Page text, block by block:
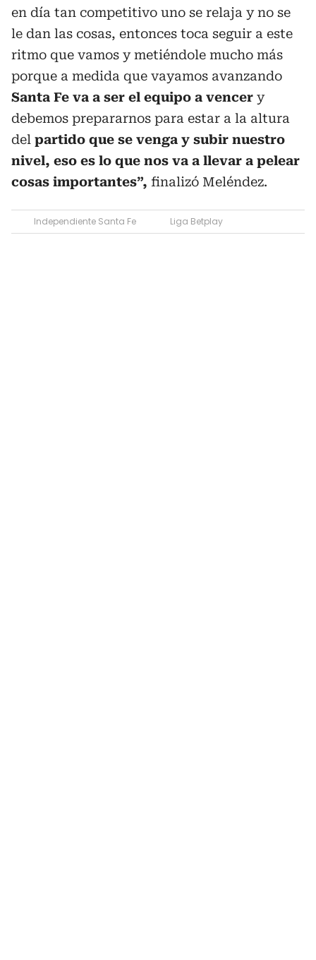
en día tan competitivo uno se relaja y no se
le dan las cosas, entonces toca seguir a este
ritmo que vamos y metiéndole mucho más
porque a medida que vayamos avanzando
Santa Fe va a ser el equipo a vencer y
debemos prepararnos para estar a la altura
del partido que se venga y subir nuestro
nivel, eso es lo que nos va a llevar a pelear
cosas importantes”, finalizó Meléndez.
Independiente Santa Fe Liga Betplay